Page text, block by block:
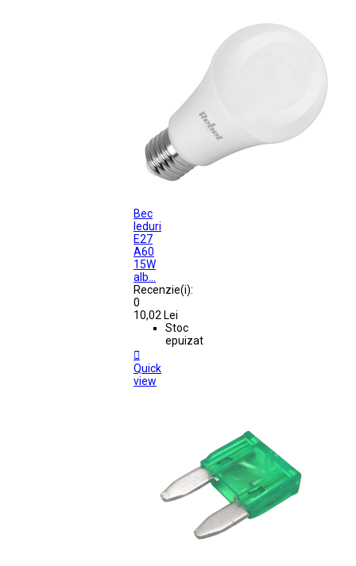
Bec
leduri
E27
A60
15W
alb...
Recenzie(i):
0
10,02 Lei
Stoc
epuizat

Quick
view